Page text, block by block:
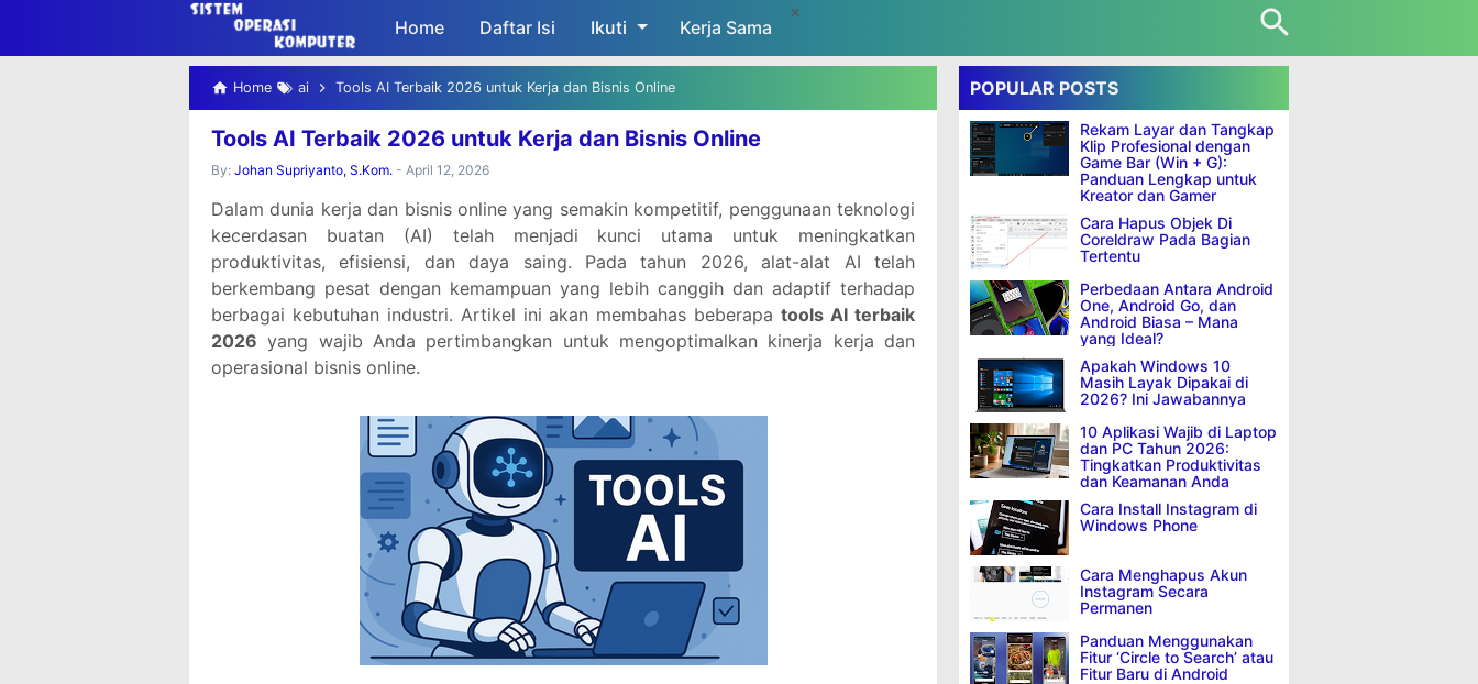
Skip to main content
Home Daftar Isi Ikuti Kerja Sama
×
Home ai Tools AI Terbaik 2026 untuk Kerja dan Bisnis Online
Tools AI Terbaik 2026 untuk Kerja dan Bisnis Online
By: Johan Supriyanto, S.Kom. - April 12, 2026
Dalam dunia kerja dan bisnis online yang semakin kompetitif, penggunaan teknologi
kecerdasan buatan (AI) telah menjadi kunci utama untuk meningkatkan
produktivitas, efisiensi, dan daya saing. Pada tahun 2026, alat-alat AI telah
berkembang pesat dengan kemampuan yang lebih canggih dan adaptif terhadap
berbagai kebutuhan industri. Artikel ini akan membahas beberapatools AI terbaik
2026 yang wajib Anda pertimbangkan untuk mengoptimalkan kinerja kerja dan
operasional bisnis online.
POPULAR POSTS
Rekam Layar dan Tangkap
Klip Profesional dengan
Game Bar (Win + G):
Panduan Lengkap untuk
Kreator dan Gamer
Cara Hapus Objek Di
Coreldraw Pada Bagian
Tertentu
Perbedaan Antara Android
One, Android Go, dan
Android Biasa – Mana
yang Ideal?
Apakah Windows 10
Masih Layak Dipakai di
2026? Ini Jawabannya
10 Aplikasi Wajib di Laptop
dan PC Tahun 2026:
Tingkatkan Produktivitas
dan Keamanan Anda
Cara Install Instagram di
Windows Phone
Cara Menghapus Akun
Instagram Secara
Permanen
Panduan Menggunakan
Fitur ‘Circle to Search’ atau
Fitur Baru di Android